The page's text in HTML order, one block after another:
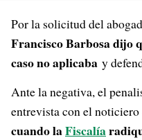
Por la solicitud del
Francisco Barbosa dijo
caso no aplicaba y
Ante la negativa, el
entrevista con el
cuando laFiscalía